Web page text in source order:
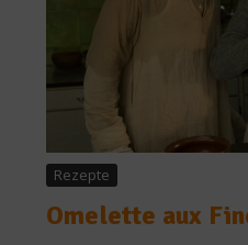
Rezepte
Omelette aux